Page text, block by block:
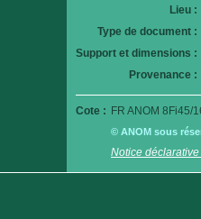
Lieu :
Type de document :
Support et dimensions :
Provenance :
Cote : FR ANOM 8Fi45/
© ANOM sous
Notice